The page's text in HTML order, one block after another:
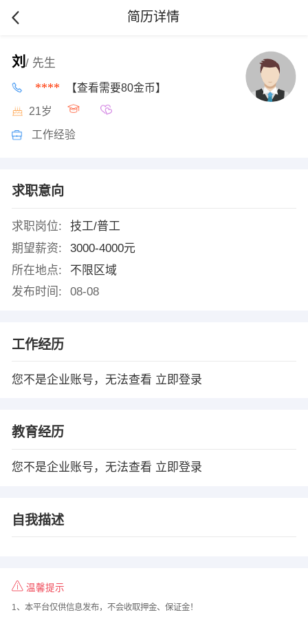
简历详情
刘 / 先生
**** 【查看需要80金币】
21岁
工作经验
求职意向
求职岗位:
技工/普工
期望薪资:
3000-4000元
所在地点:
不限区域
发布时间:
08-08
工作经历
您不是企业账号，无法查看 立即登录
教育经历
您不是企业账号，无法查看 立即登录
自我描述
温馨提示
1、本平台仅供信息发布，不会收取押金、保证金！